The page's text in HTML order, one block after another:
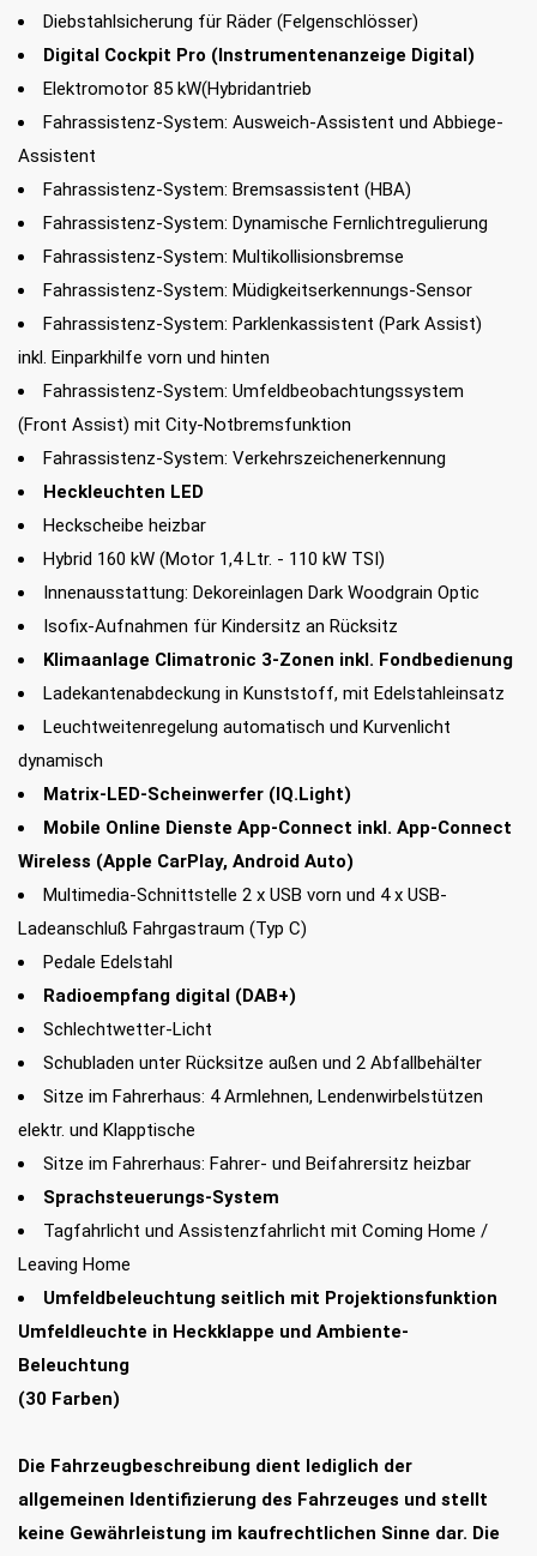
Diebstahlsicherung für Räder (Felgenschlösser)
Digital Cockpit Pro (Instrumentenanzeige Digital)
Elektromotor 85 kW(Hybridantrieb
Fahrassistenz-System: Ausweich-Assistent und Abbiege-
Assistent
Fahrassistenz-System: Bremsassistent (HBA)
Fahrassistenz-System: Dynamische Fernlichtregulierung
Fahrassistenz-System: Multikollisionsbremse
Fahrassistenz-System: Müdigkeitserkennungs-Sensor
Fahrassistenz-System: Parklenkassistent (Park Assist)
inkl. Einparkhilfe vorn und hinten
Fahrassistenz-System: Umfeldbeobachtungssystem
(Front Assist) mit City-Notbremsfunktion
Fahrassistenz-System: Verkehrszeichenerkennung
Heckleuchten LED
Heckscheibe heizbar
Hybrid 160 kW (Motor 1,4 Ltr. - 110 kW TSI)
Innenausstattung: Dekoreinlagen Dark Woodgrain Optic
Isofix-Aufnahmen für Kindersitz an Rücksitz
Klimaanlage Climatronic 3-Zonen inkl. Fondbedienung
Ladekantenabdeckung in Kunststoff, mit Edelstahleinsatz
Leuchtweitenregelung automatisch und Kurvenlicht
dynamisch
Matrix-LED-Scheinwerfer (IQ.Light)
Mobile Online Dienste App-Connect inkl. App-Connect
Wireless (Apple CarPlay, Android Auto)
Multimedia-Schnittstelle 2 x USB vorn und 4 x USB-
Ladeanschluß Fahrgastraum (Typ C)
Pedale Edelstahl
Radioempfang digital (DAB+)
Schlechtwetter-Licht
Schubladen unter Rücksitze außen und 2 Abfallbehälter
Sitze im Fahrerhaus: 4 Armlehnen, Lendenwirbelstützen
elektr. und Klapptische
Sitze im Fahrerhaus: Fahrer- und Beifahrersitz heizbar
Sprachsteuerungs-System
Tagfahrlicht und Assistenzfahrlicht mit Coming Home /
Leaving Home
Umfeldbeleuchtung seitlich mit Projektionsfunktion
Umfeldleuchte in Heckklappe und Ambiente-
Beleuchtung
(30 Farben)
Die Fahrzeugbeschreibung dient lediglich der
allgemeinen Identifizierung des Fahrzeuges und stellt
keine Gewährleistung im kaufrechtlichen Sinne dar. Die